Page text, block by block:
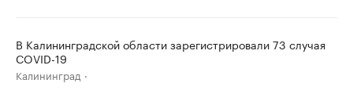
В Калининградской области зарегистрировали 73 случая
COVID-19
Калининград